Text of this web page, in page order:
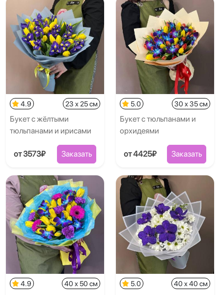
4.9 23 x 25 см
Букет с жёлтыми
тюльпанами и ирисами
от 3573₽ Заказать
5.0 30 x 35 см
Букет с тюльпанами и
орхидеями
от 4425₽ Заказать
4.9 40 x 50 см 5.0 40 x 40 см